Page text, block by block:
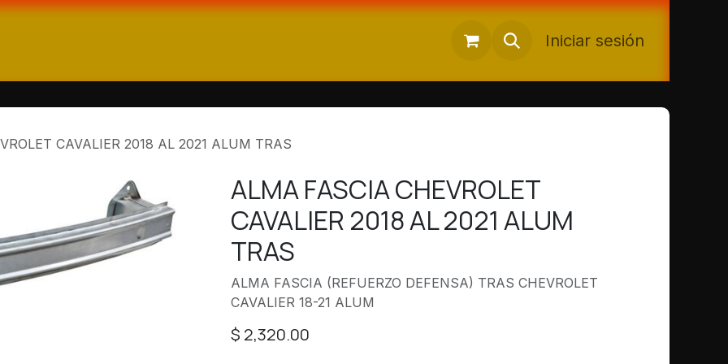
Iniciar sesión
CAVALIER 2018 AL 2021 ALUM TRAS
ALMA FASCIA CHEVROLET
CAVALIER 2018 AL 2021 ALUM
TRAS
ALMA FASCIA (REFUERZO DEFENSA) TRAS CHEVROLET
CAVALIER 18-21 ALUM
$ 2,320.00